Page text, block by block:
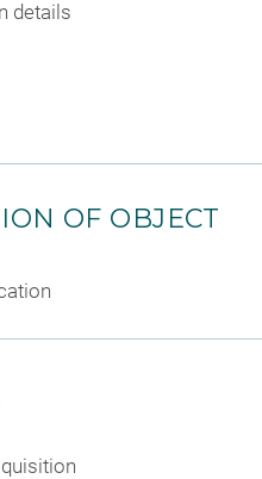
details
OF OBJECT